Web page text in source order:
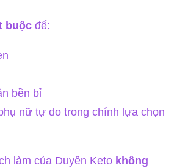
buộc để:
bền bỉ
nữ tự do trong chính lựa chọn
làm của Duyên Keto không